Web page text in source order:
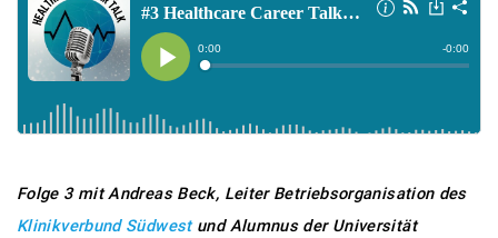
Folge 3 mit Andreas Beck, Leiter Betriebsorganisation des
Klinikverbund Südwestund Alumnus der Universität